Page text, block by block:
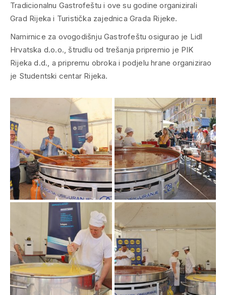
Tradicionalnu Gastrofeštu i ove su godine organizirali
Grad Rijeka i Turistička zajednica Grada Rijeke.
Namirnice za ovogodišnju Gastrofeštu osigurao je Lidl
Hrvatska d.o.o., štrudlu od trešanja pripremio je PIK
Rijeka d.d., a pripremu obroka i podjelu hrane organizirao
je Studentski centar Rijeka.